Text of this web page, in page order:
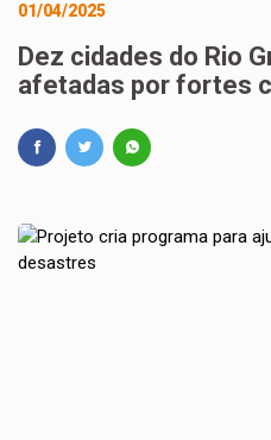
01/04/2025
Dez cidades do Rio
afetadas por fortes